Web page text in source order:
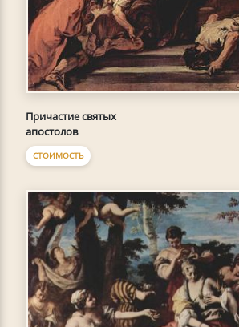
Причастие святых
апостолов
СТОИМОСТЬ